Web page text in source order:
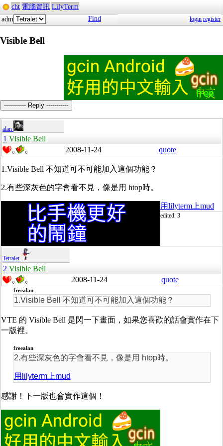
cht 電腦資訊 LilyTerm
adm
Find login register
Visible Bell
----------- Reply -----------
alan
1 Visible Bell
0 0 2008-11-24 quote
1.Visible Bell 不知道可不可能加入這個功能？
2.有些深灰色的字會看不見，像是用 htop時。
用lilyterm上mud
edited: 3
Tetralet
2 Visible Bell
0 0 2008-11-24 quote
freealan
1.Visible Bell 不知道可不可能加入這個功能？
VTE 的 Visible Bell 是閃一下畫面，如果您喜歡的話會實作在下
一版裡。
freealan
2.有些深灰色的字會看不見，像是用 htop時。
用lilyterm上mud
感謝！下一版也會實作這個！